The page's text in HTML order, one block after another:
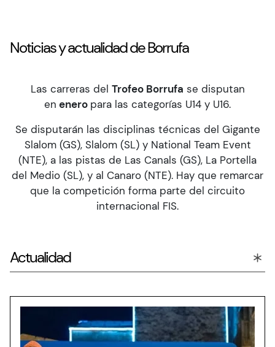
Noticias y actualidad de Borrufa
Las carreras del Trofeo Borrufa se disputan
en enero para las categorías U14 y U16.
Se disputarán las disciplinas técnicas del Gigante
Slalom (GS), Slalom (SL) y National Team Event
(NTE), a las pistas de Las Canals (GS), La Portella
del Medio (SL), y al Canaro (NTE). Hay que remarcar
que la competición forma parte del circuito
internacional FIS.
Actualidad